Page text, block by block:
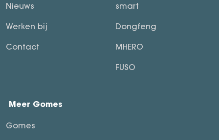
Nieuws
Werken bij
Contact
smart
Dongfeng
MHERO
FUSO
Meer Gomes
Gomes